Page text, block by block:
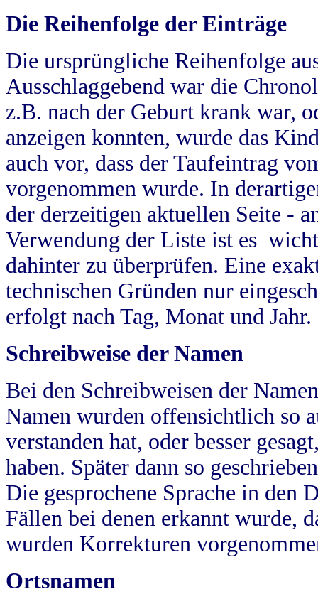
Die Reihenfolge der Einträge
Die ursprüngliche Reihenfolge
Ausschlaggebend war die
z.B. nach der Geburt krank war,
anzeigen konnten, wurde das
auch vor, dass der Taufeintrag
vorgenommen wurde. In
der derzeitigen aktuellen Seite -
Verwendung der Liste ist es
dahinter zu überprüfen. Eine
technischen Gründen nur
erfolgt nach Tag, Monat und Jahr.
Schreibweise der Namen
Bei den Schreibweisen der
Namen wurden offensichtlich so
verstanden hat, oder besser
haben. Später dann so
Die gesprochene Sprache in
Fällen bei denen erkannt wurde,
wurden Korrekturen
Ortsnamen